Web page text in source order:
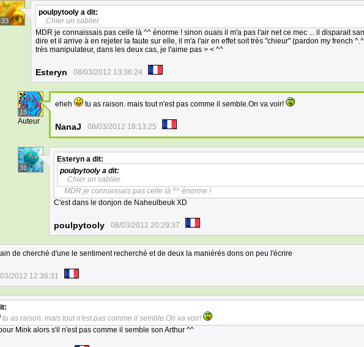
33
poulpytooly a dit:
Chier un sablier
MDR je connaissais pas celle là ^^ énorme ! sinon ouais il m'a pas l'air net ce mec ... il disparait
dire et il arrive à en rejeter la faute sur elle, il m'a l'air en effet soit très "chieur" (pardon my french
très manipulateur, dans les deux cas, je l'aime pas > < ^^
Esteryn 08/03/2012 13:36:24
16
Auteur
eheh tu as raison. mais tout n'est pas comme il semble.On va voir!
NanaJ 08/03/2012 18:13:25
31
Esteryn a dit:
poulpytooly a dit:
Chier un sablier
MDR je connaissais pas celle là ^^ énorme !
C'est dans le donjon de Naheulbeuk XD
poulpytooly 08/03/2012 20:29:37
de cherché d'une le sentiment recherché et de deux la maniérés dons on peu l'écrire
2012 12:36:31
tu as raison. mais tout n'est pas comme il semble.On va voir!
Mink alors s'il n'est pas comme il semble son Arthur ^^